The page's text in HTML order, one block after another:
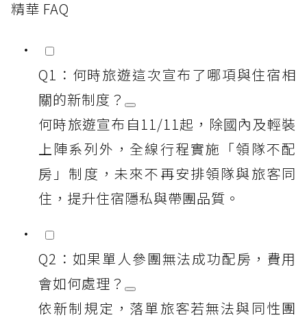
精華 FAQ
Q1：何時旅遊這次宣布了哪項與住宿相
關的新制度？
何時旅遊宣布自11/11起，除國內及輕裝
上陣系列外，全線行程實施「領隊不配
房」制度，未來不再安排領隊與旅客同
住，提升住宿隱私與帶團品質。
Q2：如果單人參團無法成功配房，費用
會如何處理？
依新制規定，落單旅客若無法與同性團